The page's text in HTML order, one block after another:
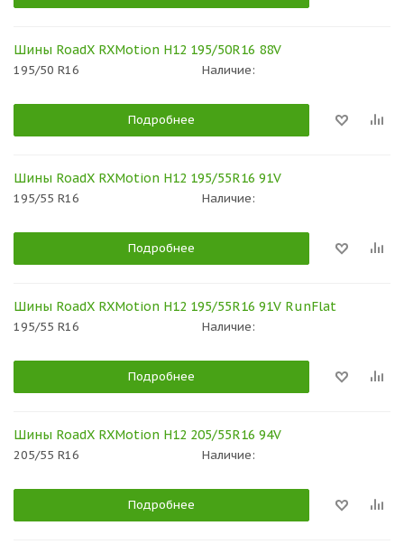
Шины RoadX RXMotion H12 195/50R16 88V
195/50 R16 Наличие:
Подробнее
Шины RoadX RXMotion H12 195/55R16 91V
195/55 R16 Наличие:
Подробнее
Шины RoadX RXMotion H12 195/55R16 91V RunFlat
195/55 R16 Наличие:
Подробнее
Шины RoadX RXMotion H12 205/55R16 94V
205/55 R16 Наличие:
Подробнее